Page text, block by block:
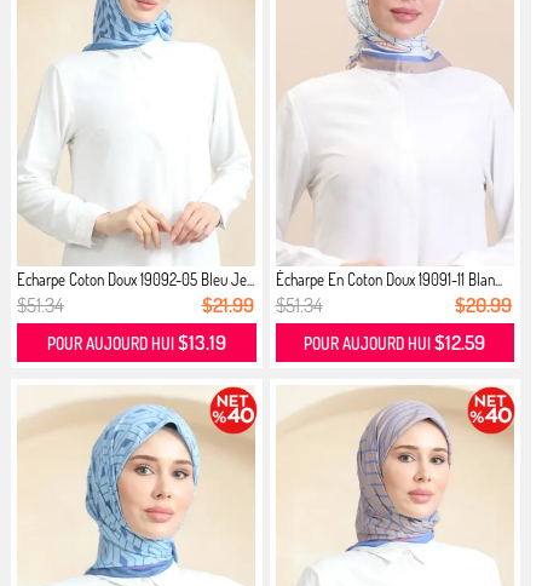
Echarpe Coton Doux 19092-05 Bleu Je...
$51.34 $21.99
POUR AUJOURD HUI $13.19
Écharpe En Coton Doux 19091-11 Blan...
$51.34 $20.99
POUR AUJOURD HUI$12.59